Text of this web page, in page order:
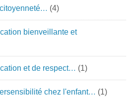
(4)
bienveillante et
et de respect… (1)
chez l'enfant… (1)